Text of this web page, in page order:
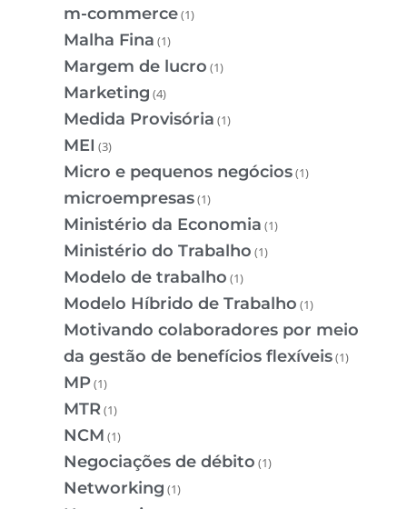
m-commerce(1)
Malha Fina (1)
Margem de lucro (1)
Marketing (4)
Medida Provisória (1)
MEI (3)
Micro e pequenos negócios(1)
microempresas(1)
Ministério da Economia (1)
Ministério do Trabalho (1)
Modelo de trabalho (1)
Modelo Híbrido de Trabalho (1)
Motivando colaboradores por meio
da gestão de benefícios flexíveis(1)
MP(1)
MTR(1)
NCM (1)
Negociações de débito (1)
Networking (1)